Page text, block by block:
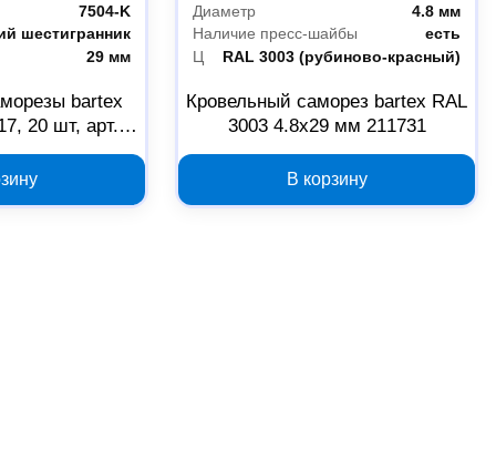
7504-K
шестигранник
29 мм
bartex
20 шт, арт.
Диаметр
4.8 мм
Наличие пресс-шайбы
есть
RAL 3003 (рубиново-красный)
Кровельный саморез bartex RAL
3003 4.8x29 мм 211731
В корзину